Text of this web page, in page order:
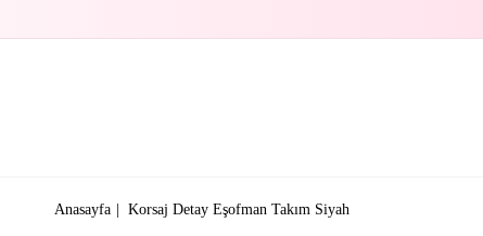
Anasayfa Korsaj Detay Eşofman Takım Siyah